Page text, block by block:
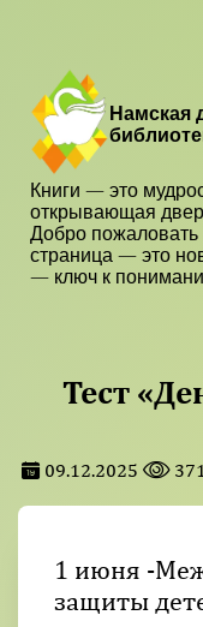
Намская
Книги — это
открывающая
Добро пожаловать
страница — это
— ключ к
Тест
09.12.2025
1 июня -
защиты